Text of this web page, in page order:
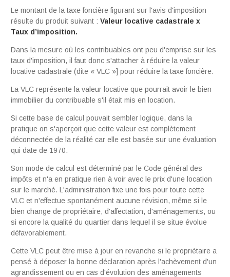
Le montant de la taxe foncière figurant sur l'avis d'imposition
résulte du produit suivant : Valeur locative cadastrale x
Taux d’imposition.
Dans la mesure où les contribuables ont peu d'emprise sur les
taux d'imposition, il faut donc s'attacher à réduire la valeur
locative cadastrale (dite « VLC »] pour réduire la taxe foncière.
La VLC représente la valeur locative que pourrait avoir le bien
immobilier du contribuable s'il était mis en location.
Si cette base de calcul pouvait sembler logique, dans la
pratique on s'aperçoit que cette valeur est complètement
déconnectée de la réalité car elle est basée sur une évaluation
qui date de 1970.
Son mode de calcul est déterminé par le Code général des
impôts et n'a en pratique rien à voir avec le prix d'une location
sur le marché. L'administration fixe une fois pour toute cette
VLC et n'effectue spontanément aucune révision, même si le
bien change de propriétaire, d'affectation, d'aménagements, ou
si encore la qualité du quartier dans lequel il se situe évolue
défavorablement.
Cette VLC peut être mise à jour en revanche si le propriétaire a
pensé à déposer la bonne déclaration après l'achèvement d'un
agrandissement ou en cas d'évolution des aménagements